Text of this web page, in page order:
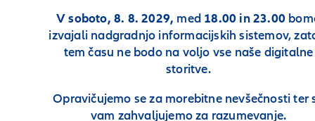
V soboto, 8. 8. 2029, med 18.00 in 23.00
izvajali nadgradnjo informacijskih sistemov,
tem času ne bodo na voljo vse naše digitalne
storitve.
Opravičujemo se za morebitne nevšečnosti ter
vam zahvaljujemo za razumevanje.